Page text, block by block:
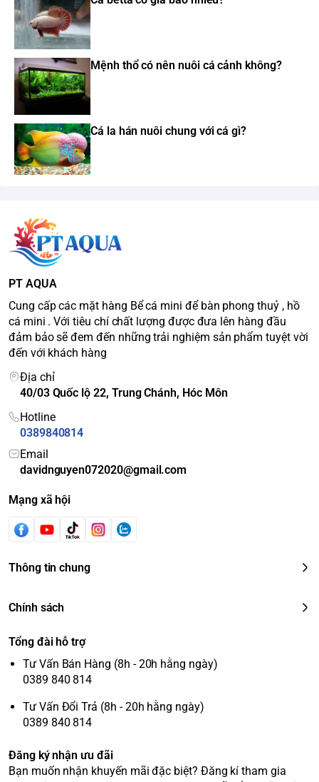
Mệnh thổ có nên nuôi cá cảnh không?
Cá la hán nuôi chung với cá gì?
PT AQUA
Cung cấp các mặt hàng Bể cá mini để bàn phong thuỷ , hồ
cá mini . Với tiêu chí chất lượng được đưa lên hàng đầu
đảm bảo sẽ đem đến những trải nghiệm sản phẩm tuyệt vời
đến với khách hàng
Địa chỉ
40/03 Quốc lộ 22, Trung Chánh, Hóc Môn
Hotline
0389840814
Email
davidnguyen072020@gmail.com
Mạng xã hội
Thông tin chung
Chính sách
Tổng đài hỗ trợ
Tư Vấn Bán Hàng (8h - 20h hằng ngày)
0389 840 814
Tư Vấn Đổi Trả (8h - 20h hằng ngày)
0389 840 814
Đăng ký nhận ưu đãi
Bạn muốn nhận khuyến mãi đặc biệt? Đăng kí tham gia